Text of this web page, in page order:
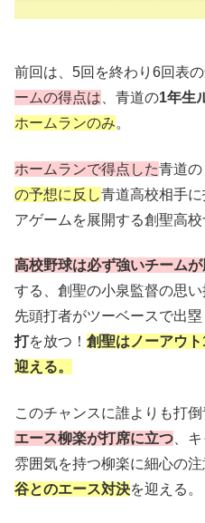
前回は、5回を終わり6回表の
ームの得点は、青道の1年生
ホームランのみ。
ホームランで得点した青道の
の予想に反し青道高校相手
アゲームを展開する創聖高校
高校野球は必ず強いチームが
する、創聖の小泉監督の思
先頭打者がツーベースで出塁
打を放つ！ 創聖はノーアウ
迎える。
このチャンスに誰よりも打倒
エース柳楽が打席に立つ 、
雰囲気を持つ柳楽に細心の注
谷とのエース対決を迎える。